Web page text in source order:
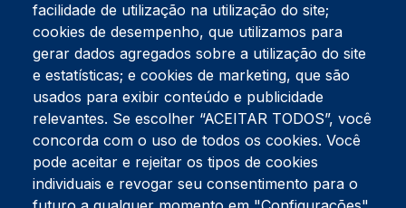
Tel:234 390 100Fax:234 390 100
Endereço Postal
Apartado 42
Rua Gil Eanes 31
3834-908 Gafanha da Nazaré
Estúdios
Rua Prior Guerra
Edifício do Centro Cultural da Gafanha da Nazaré
3830-556 Gafanha da Nazaré
facilidade de utilização na utilização do site;
cookies de desempenho, que utilizamos para
gerar dados agregados sobre a utilização do site
e estatísticas; e cookies de marketing, que são
usados para exibir conteúdo e publicidade
relevantes. Se escolher “ACEITAR TODOS”, você
concorda com o uso de todos os cookies. Você
pode aceitar e rejeitar os tipos de cookies
individuais e revogar seu consentimento para o